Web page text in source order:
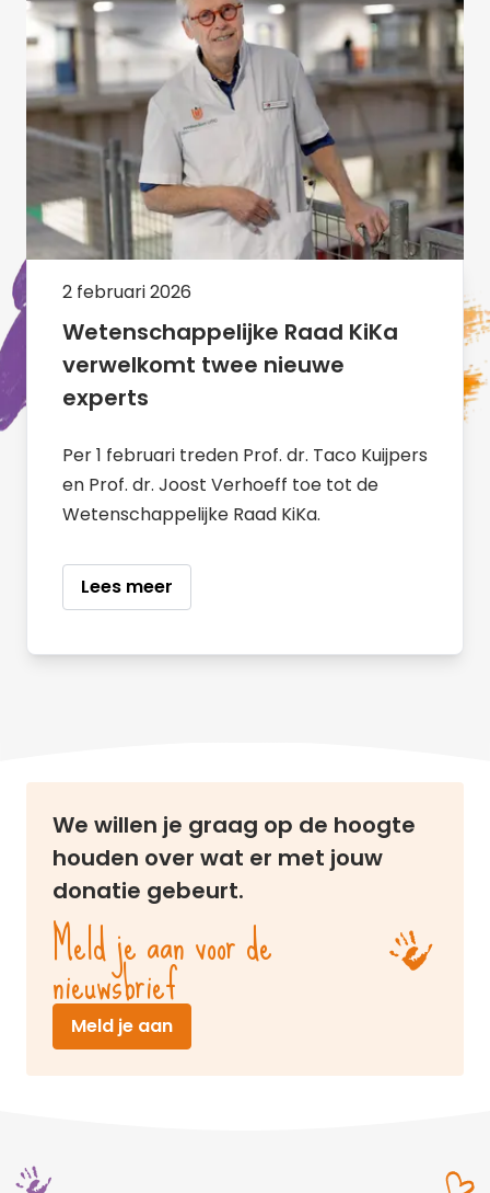
2 februari 2026
Wetenschappelijke Raad KiKa
verwelkomt twee nieuwe
experts
Per 1 februari treden Prof. dr. Taco Kuijpers
en Prof. dr. Joost Verhoeff toe tot de
Wetenschappelijke Raad KiKa.
Lees meer
We willen je graag op de hoogte
houden over wat er met jouw
donatie gebeurt.
Meld je aan voor de
nieuwsbrief
Meld je aan(opent in nieuw venster)